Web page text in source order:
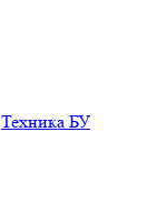
Техника БУ